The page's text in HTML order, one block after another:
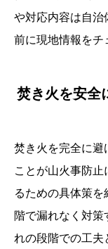
や対応内容は自治
前に現地情報をチ
焚き火を安全
焚き火を完全に避
ことが山火事防
るための具体策
階で漏れなく対
れの段階での工夫